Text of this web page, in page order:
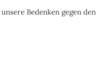
Bedenken gegen den